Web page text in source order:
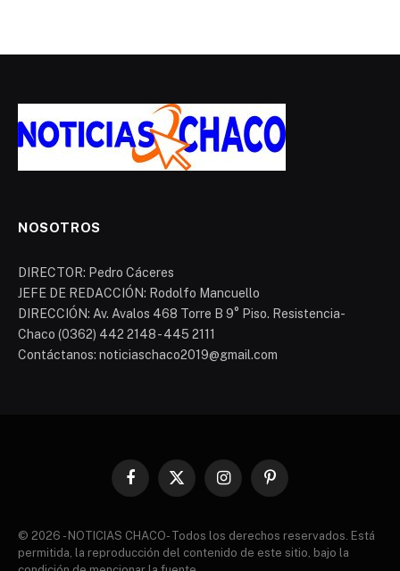
NOSOTROS
DIRECTOR: Pedro Cáceres
JEFE DE REDACCIÓN: Rodolfo Mancuello
DIRECCIÓN: Av. Avalos 468 Torre B 9° Piso. Resistencia-
Chaco (0362) 442 2148 - 445 2111
Contáctanos: noticiaschaco2019@gmail.com
Facebook
X
InstagramPinterest
© 2026 - NOTICIAS CHACO- Todos los derechos reservados. Está
permitida, la reproducción del contenido de este sitio, bajo la